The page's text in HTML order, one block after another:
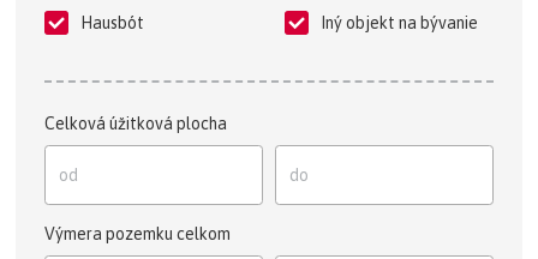
Hausbót Iný objekt na bývanie
Celková úžitková plocha
Výmera pozemku celkom